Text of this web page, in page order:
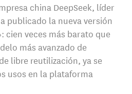
china DeepSeek, líder
publicado la nueva versión
cien veces más barato que
más avanzado de
libre reutilización, ya se
usos en la plataforma